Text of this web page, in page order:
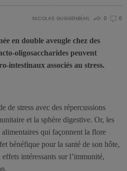
NICOLAS GUGGENBÜHL 0 0
en double aveugle chez des
oligosaccharides peuvent
intestinaux associés au stress.
de stress avec des répercussions
et la sphère digestive. Or, les
qui façonnent la flore
bénéfique pour la santé de son hôte,
intéressants sur l’immunité,